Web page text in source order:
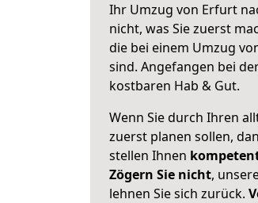
Ihr Umzug von Erfurt
nicht, was Sie zuerst
die bei einem Umzug
sind. Angefangen bei
kostbaren Hab & Gut.
Wenn Sie durch Ihren
zuerst planen sollen,
stellen Ihnen
Zögern Sie nicht,
lehnen Sie sich zurück.